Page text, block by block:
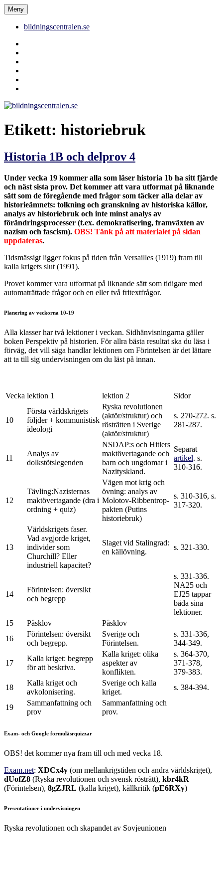
Hoppa
till
innehåll
bildningscentralen.se
Meny
bildningscentralen.se
Etikett: historiebruk
Historia 1B och delprov 4
Under vecka 19 kommer alla som läser historia 1b ha sitt fjärde
och näst sista prov. Det kommer att vara utformat på liknande
sätt som de föregående med frågor som täcker alla delar av
historieämnets: tolkning och granskning av historiska källor,
analys av historiebruk och inte minst analys av
förändringsprocesser (t.ex. demokratisering, framväxten av
nazism och fascism). OBS! Tänk på att materialet på sidan
uppdateras.
Tidsmässigt ligger fokus på tiden från Versailles (1919) fram till
kalla krigets slut (1991).
Provet kommer vara utformat på liknande sätt som tidigare med
automaträttade frågor och en eller två fritextfrågor.
Planering av veckorna 10-19
Alla klasser har två lektioner i veckan. Sidhänvisningarna gäller
boken Perspektiv på historien. För allra bästa resultat ska du läsa i
förväg, det vill säga handlar lektionen om Förintelsen är det lättare
att ta till sig undervisningen om du läst på innan.
Vecka lektion 1 lektion 2 Sidor
10
Första världskrigets
följder + kommunistisk
ideologi
Ryska revolutionen
(aktör/struktur) och
rösträtten i Sverige
(aktör/struktur)
s. 270-272. s.
281-287.
11
Analys av
dolkstötslegenden
NSDAP:s och Hitlers
maktövertagande och
barn och ungdomar i
Nazityskland.
Separat
artikel. s.
310-316.
12
Tävling:Nazisternas
maktövertagande (dra i
ordning + quiz)
Vägen mot krig och
övning: analys av
Molotov-Ribbentrop-
pakten (Putins
historiebruk)
s. 310-316, s.
317-320.
13
Världskrigets faser.
Vad avgjorde kriget,
individer som
Churchill? Eller
industriell kapacitet?
Slaget vid Stalingrad:
en källövning.
s. 321-330.
14
Förintelsen: översikt
och begrepp
s. 331-336.
NA25 och
EJ25 tappar
båda sina
lektioner.
15
Påsklov
Påsklov
16
Förintelsen: översikt
och begrepp.
Sverige och
Förintelsen.
s. 331-336,
344-349.
17
Kalla kriget: begrepp
för att beskriva.
Kalla kriget: olika
aspekter av
konflikten.
s. 364-370,
371-378,
379-383.
18
Kalla kriget och
avkolonisering.
Sverige och kalla
kriget.
s. 384-394.
19
Sammanfattning och
prov
Sammanfattning och
prov.
Exam- och Google formuläsrquizzar
OBS! det kommer nya fram till och med vecka 18.
Exam.net: XDCx4y (om mellankrigstiden och andra världskriget),
dUofZ8 (Ryska revolutionen och svensk rösträtt), kbr4kR
(Förintelsen), 8gZJRL (kalla kriget), källkritik (pE6RXy)
Presentationer i undervisningen
Ryska revolutionen och skapandet av Sovjeunionen